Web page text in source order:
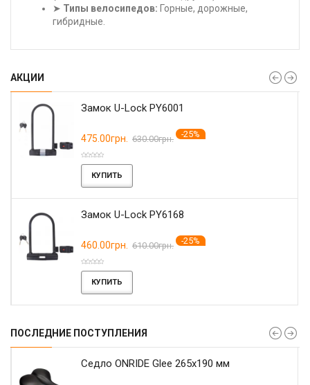
➤ Типы велосипедов: Горные, дорожные,
гибридные.
АКЦИИ
Замок U-Lock PY6001
475.00грн. 630.00грн. -25%
КУПИТЬ
Замок U-Lock PY6168
460.00грн. 610.00грн. -25%
КУПИТЬ
ПОСЛЕДНИЕ ПОСТУПЛЕНИЯ
Седло ONRIDE Glee 265x190 мм